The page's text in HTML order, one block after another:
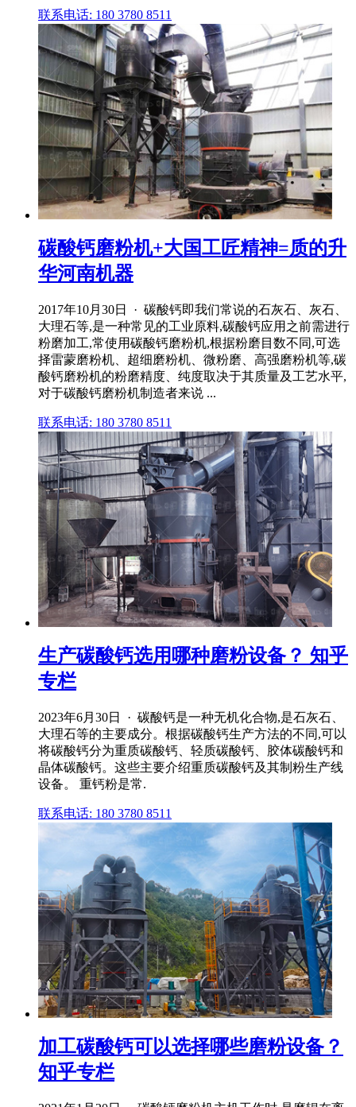
联系电话: 180 3780 8511
碳酸钙磨粉机+大国工匠精神=质的升
华河南机器
2017年10月30日 · 碳酸钙即我们常说的石灰石、灰石、
大理石等,是一种常见的工业原料,碳酸钙应用之前需进行
粉磨加工,常使用碳酸钙磨粉机,根据粉磨目数不同,可选
择雷蒙磨粉机、超细磨粉机、微粉磨、高强磨粉机等,碳
酸钙磨粉机的粉磨精度、纯度取决于其质量及工艺水平,
对于碳酸钙磨粉机制造者来说 ...
联系电话: 180 3780 8511
生产碳酸钙选用哪种磨粉设备？ 知乎
专栏
2023年6月30日 · 碳酸钙是一种无机化合物,是石灰石、
大理石等的主要成分。根据碳酸钙生产方法的不同,可以
将碳酸钙分为重质碳酸钙、轻质碳酸钙、胶体碳酸钙和
晶体碳酸钙。这些主要介绍重质碳酸钙及其制粉生产线
设备。 重钙粉是常.
联系电话: 180 3780 8511
加工碳酸钙可以选择哪些磨粉设备？
知乎专栏